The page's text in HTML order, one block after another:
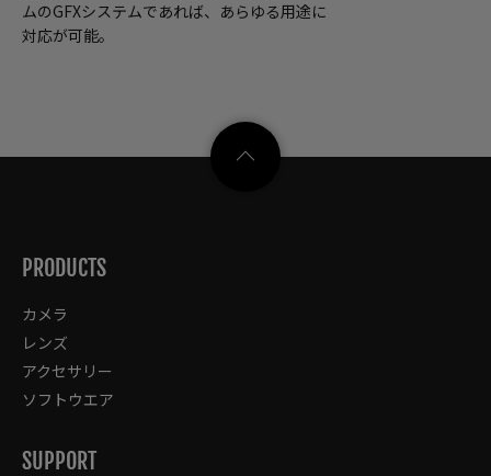
ムのGFXシステムであれば、あらゆる用途に
対応が可能。
PRODUCTS
カメラ
レンズ
アクセサリー
ソフトウエア
SUPPORT